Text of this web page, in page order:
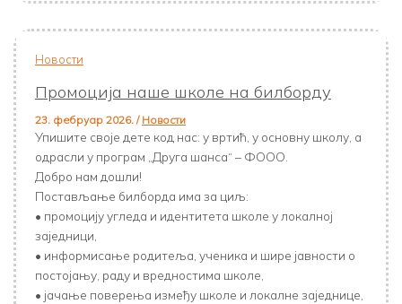
Новости
Промоција наше школе на билборду
23. фебруар 2026. / Новости
Упишите своје дете код нас: у вртић, у основну школу, а
одрасли у програм „Друга шанса“ – ФООО.
Добро нам дошли!
Постављање билборда има за циљ:
• промоцију угледа и идентитета школе у локалној
заједници,
• информисање родитеља, ученика и шире јавности о
постојању, раду и вредностима школе,
• јачање поверења између школе и локалне заједнице,